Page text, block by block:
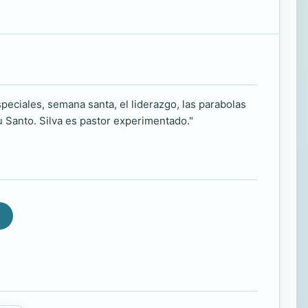
semana santa, el liderazgo, las parabolas
Silva es pastor experimentado."